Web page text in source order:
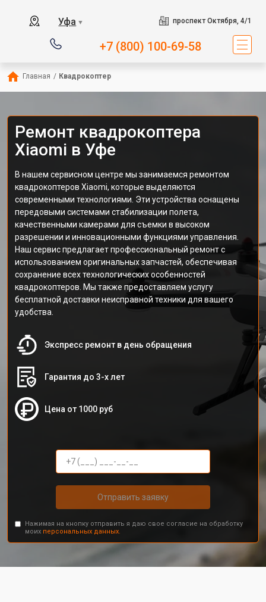
Уфа ▼ проспект Октября, 4/1
+7 (800) 100-69-58
Главная / Квадрокоптер
Ремонт квадрокоптера
Xiaomi в Уфе
В нашем сервисном центре мы занимаемся ремонтом
квадрокоптеров Xiaomi, которые выделяются
современными технологиями. Эти устройства оснащены
передовыми системами стабилизации полета,
качественными камерами для съемки в высоком
разрешении и инновационными функциями управления.
Наш сервис предлагает профессиональный ремонт с
использованием оригинальных запчастей, обеспечивая
сохранение всех технологических особенностей
квадрокоптеров. Мы также предоставляем услугу
бесплатной доставки неисправной техники для вашего
удобства.
Экспресс ремонт в день обращения
Гарантия до 3-х лет
Цена от 1000 руб
Отправить заявку
Нажимая на кнопку отправить я даю свое согласие на обработку
моих персональных данных.